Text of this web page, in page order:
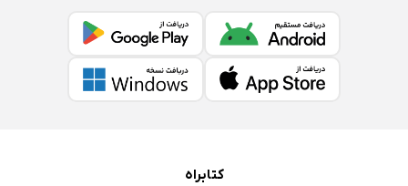
کتابراه